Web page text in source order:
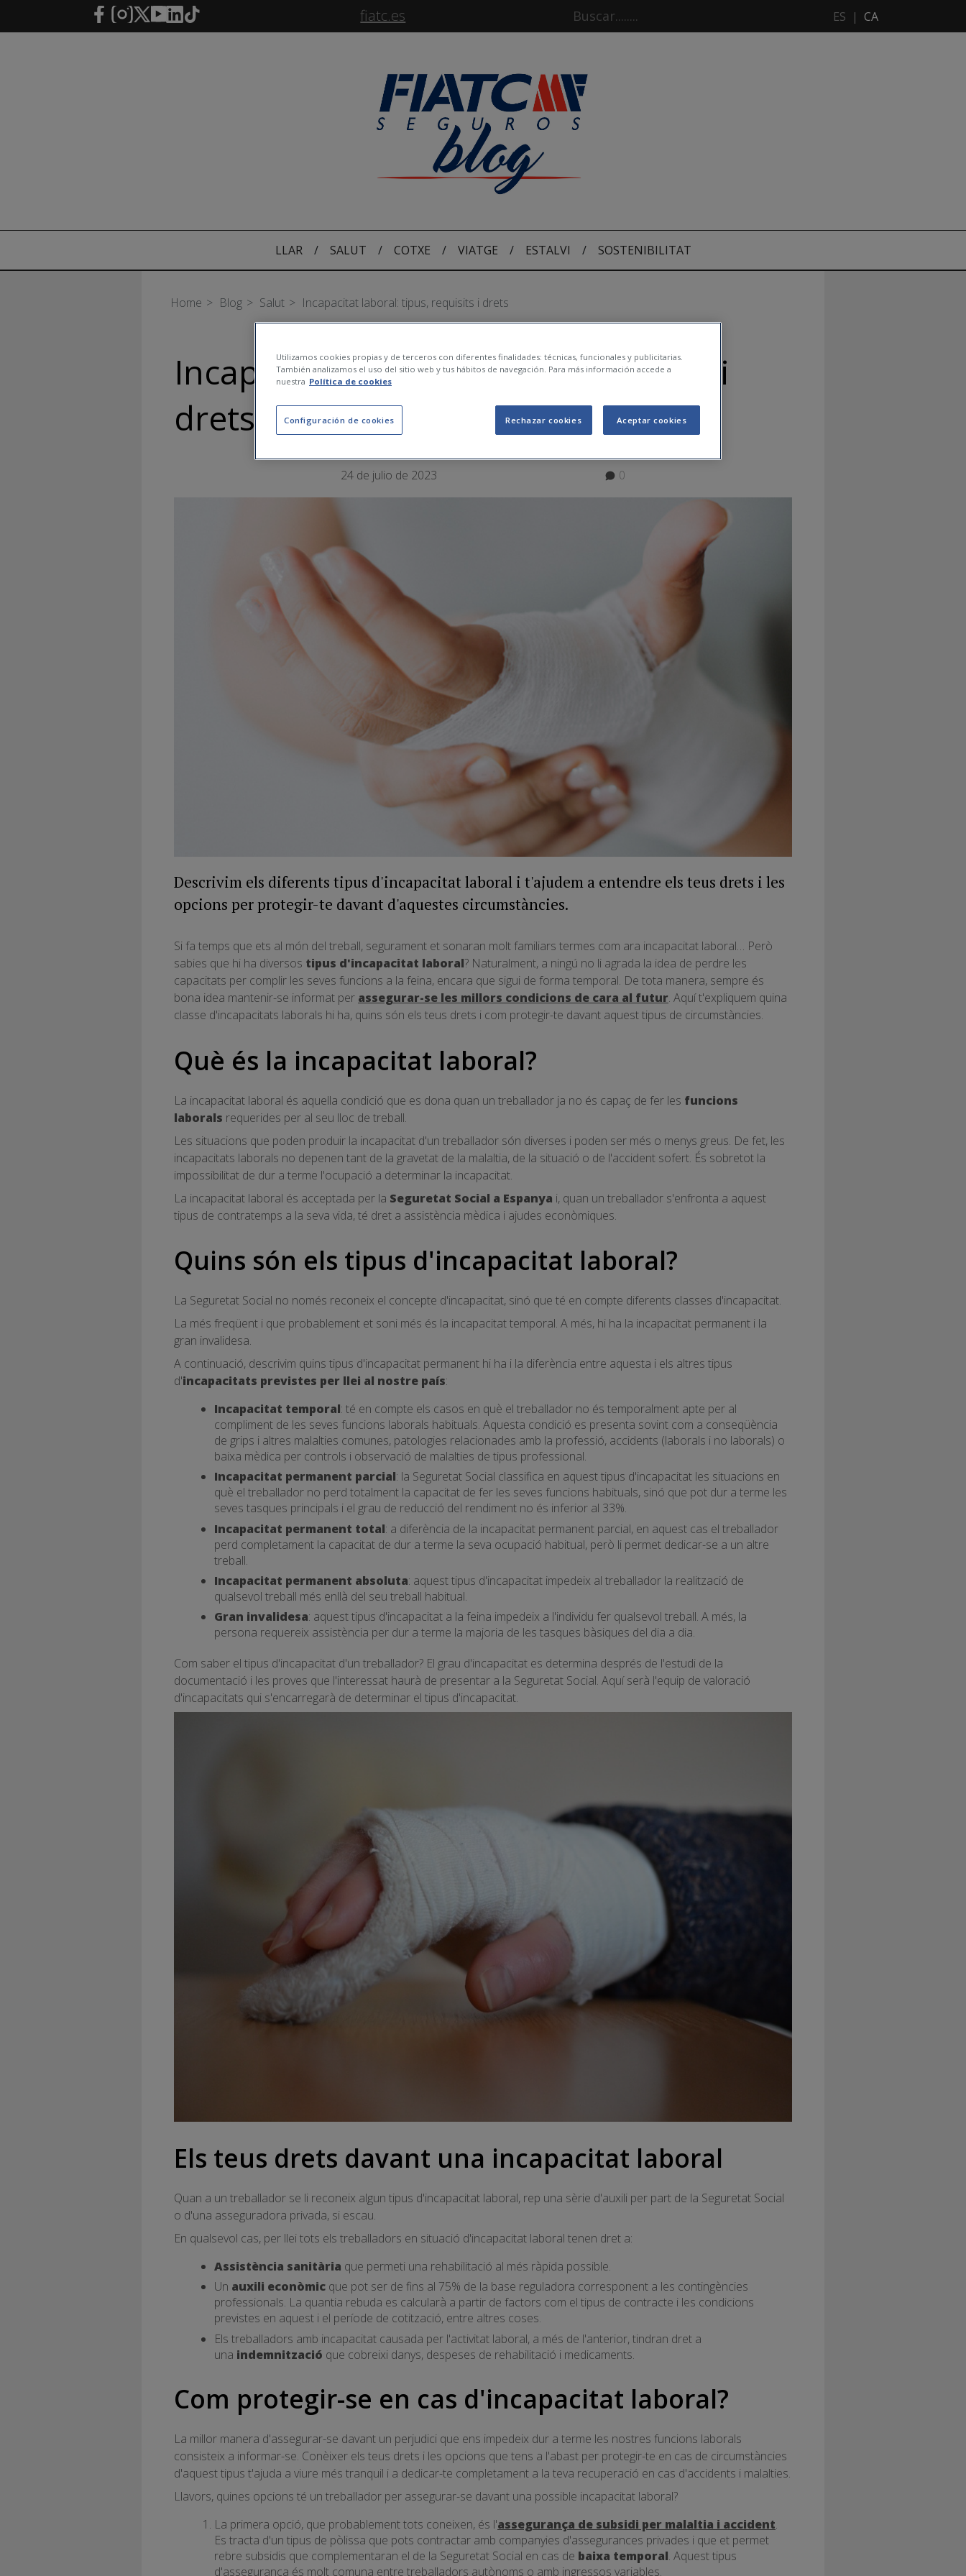
Salta al contingut principal fiatc.es ES | CA
LLAR / SALUT / COTXE / VIATGE / ESTALVI / SOSTENIBILITAT
Home Blog Salut Incapacitat laboral: tipus, requisits i drets
Incapacitat laboral: tipus, requisits i
drets
24 de julio de 2023 0
Descrivim els diferents tipus d'incapacitat laboral i t'ajudem a entendre els teus drets i les
opcions per protegir-te davant d'aquestes circumstàncies.
Si fa temps que ets al món del treball, segurament et sonaran molt familiars termes com ara incapacitat laboral… Però
sabies que hi ha diversos tipus d'incapacitat laboral? Naturalment, a ningú no li agrada la idea de perdre les
capacitats per complir les seves funcions a la feina, encara que sigui de forma temporal. De tota manera, sempre és
bona idea mantenir-se informat per assegurar-se les millors condicions de cara al futur. Aquí t'expliquem quina
classe d'incapacitats laborals hi ha, quins són els teus drets i com protegir-te davant aquest tipus de circumstàncies.
Què és la incapacitat laboral?
La incapacitat laboral és aquella condició que es dona quan un treballador ja no és capaç de fer les funcions
laborals requerides per al seu lloc de treball.
Les situacions que poden produir la incapacitat d'un treballador són diverses i poden ser més o menys greus. De fet, les
incapacitats laborals no depenen tant de la gravetat de la malaltia, de la situació o de l'accident sofert. És sobretot la
impossibilitat de dur a terme l'ocupació a determinar la incapacitat.
La incapacitat laboral és acceptada per la Seguretat Social a Espanya i, quan un treballador s'enfronta a aquest
tipus de contratemps a la seva vida, té dret a assistència mèdica i ajudes econòmiques.
Quins són els tipus d'incapacitat laboral?
La Seguretat Social no només reconeix el concepte d'incapacitat, sinó que té en compte diferents classes d'incapacitat.
La més freqüent i que probablement et soni més és la incapacitat temporal. A més, hi ha la incapacitat permanent i la
gran invalidesa.
A continuació, descrivim quins tipus d'incapacitat permanent hi ha i la diferència entre aquesta i els altres tipus
d'incapacitats previstes per llei al nostre país:
Incapacitat temporal: té en compte els casos en què el treballador no és temporalment apte per al
compliment de les seves funcions laborals habituals. Aquesta condició es presenta sovint com a conseqüència
de grips i altres malalties comunes, patologies relacionades amb la professió, accidents (laborals i no laborals) o
baixa mèdica per controls i observació de malalties de tipus professional.
Incapacitat permanent parcial: la Seguretat Social classifica en aquest tipus d'incapacitat les situacions en
què el treballador no perd totalment la capacitat de fer les seves funcions habituals, sinó que pot dur a terme les
seves tasques principals i el grau de reducció del rendiment no és inferior al 33%.
Incapacitat permanent total: a diferència de la incapacitat permanent parcial, en aquest cas el treballador
perd completament la capacitat de dur a terme la seva ocupació habitual, però li permet dedicar-se a un altre
treball.
Incapacitat permanent absoluta: aquest tipus d'incapacitat impedeix al treballador la realització de
qualsevol treball més enllà del seu treball habitual.
Gran invalidesa: aquest tipus d'incapacitat a la feina impedeix a l'individu fer qualsevol treball. A més, la
persona requereix assistència per dur a terme la majoria de les tasques bàsiques del dia a dia.
Com saber el tipus d'incapacitat d'un treballador? El grau d'incapacitat es determina després de l'estudi de la
documentació i les proves que l'interessat haurà de presentar a la Seguretat Social. Aquí serà l'equip de valoració
d'incapacitats qui s'encarregarà de determinar el tipus d'incapacitat.
Els teus drets davant una incapacitat laboral
Quan a un treballador se li reconeix algun tipus d'incapacitat laboral, rep una sèrie d'auxili per part de la Seguretat Social
o d'una asseguradora privada, si escau.
En qualsevol cas, per llei tots els treballadors en situació d'incapacitat laboral tenen dret a:
Assistència sanitària que permeti una rehabilitació al més ràpida possible.
Un auxili econòmic que pot ser de fins al 75% de la base reguladora corresponent a les contingències
professionals. La quantia rebuda es calcularà a partir de factors com el tipus de contracte i les condicions
previstes en aquest i el període de cotització, entre altres coses.
Els treballadors amb incapacitat causada per l'activitat laboral, a més de l'anterior, tindran dret a
una indemnització que cobreixi danys, despeses de rehabilitació i medicaments.
Com protegir-se en cas d'incapacitat laboral?
La millor manera d'assegurar-se davant un perjudici que ens impedeix dur a terme les nostres funcions laborals
consisteix a informar-se. Conèixer els teus drets i les opcions que tens a l'abast per protegir-te en cas de circumstàncies
d'aquest tipus t'ajuda a viure més tranquil i a dedicar-te completament a la teva recuperació en cas d'accidents i malalties.
Llavors, quines opcions té un treballador per assegurar-se davant una possible incapacitat laboral?
La primera opció, que probablement tots coneixen, és l'assegurança de subsidi per malaltia i accident.
Es tracta d'un tipus de pòlissa que pots contractar amb companyies d'assegurances privades i que et permet
rebre subsidis que complementaran el de la Seguretat Social en cas de baixa temporal. Aquest tipus
d'assegurança és molt comuna entre treballadors autònoms o amb ingressos variables.
Utilizamos cookies propias y de terceros con diferentes finalidades: técnicas, funcionales y publicitarias.
También analizamos el uso del sitio web y tus hábitos de navegación. Para más información accede a
nuestra Política de cookies
Configuración de cookies Rechazar cookies Aceptar cookies